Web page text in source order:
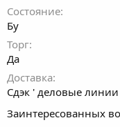
Состояние
Бу
Торг
Да
Доставка
Сдэк ' деловые линии
Заинтересованных